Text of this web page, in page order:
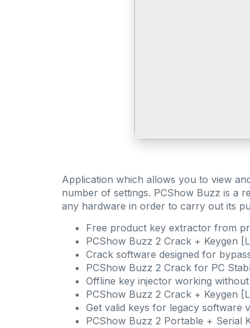
Application which allows you to view
number of settings. PCShow Buzz is a
any hardware in order to carry out its
Free product key extractor from
PCShow Buzz 2 Crack + Keygen
Crack software designed for
PCShow Buzz 2 Crack for PC
Offline key injector working
PCShow Buzz 2 Crack + Keygen
Get valid keys for legacy software
PCShow Buzz 2 Portable + Serial